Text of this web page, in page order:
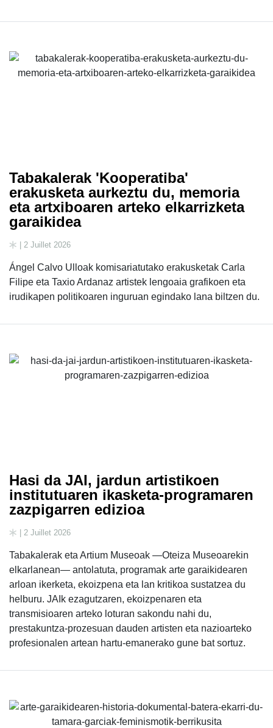
Tabakalerak 'Kooperatiba'
erakusketa aurkeztu du, memoria
eta artxiboaren arteko elkarrizketa
garaikidea
| 2 Juillet 2026
Ángel Calvo Ulloak komisariatutako erakusketak Carla
Filipe eta Taxio Ardanaz artistek lengoaia grafikoen eta
irudikapen politikoaren inguruan egindako lana biltzen du.
Hasi da JAI, jardun artistikoen
institutuaren ikasketa-programaren
zazpigarren edizioa
| 2 Juillet 2026
Tabakalerak eta Artium Museoak —Oteiza Museoarekin
elkarlanean— antolatuta, programak arte garaikidearen
arloan ikerketa, ekoizpena eta lan kritikoa sustatzea du
helburu. JAIk ezagutzaren, ekoizpenaren eta
transmisioaren arteko loturan sakondu nahi du,
prestakuntza-prozesuan dauden artisten eta nazioarteko
profesionalen artean hartu-emanerako gune bat sortuz.